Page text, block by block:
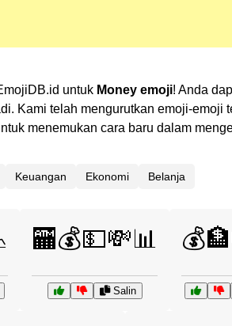
untuk Money emoji! Anda
Kami telah mengurutkan emoji-
menemukan cara baru dalam
Keuangan Ekonomi Belanja
🏧💰💵💸📊
Salin